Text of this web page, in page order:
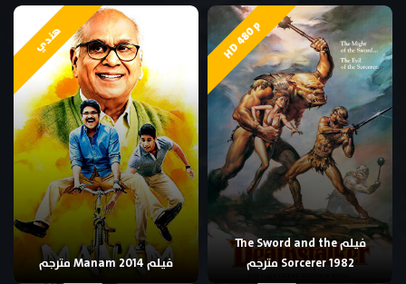
HD 480p
فيلم The Sword and the
Sorcerer 1982 مترجم
هندي
فيلم Manam 2014 مترجم